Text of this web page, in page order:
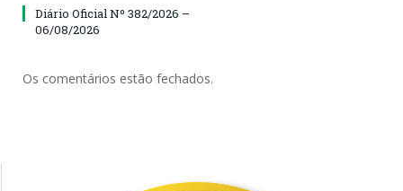
Diário Oficial Nº 382/2026 –
06/08/2026
Os comentários estão fechados.